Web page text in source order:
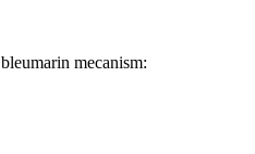
mecanism: